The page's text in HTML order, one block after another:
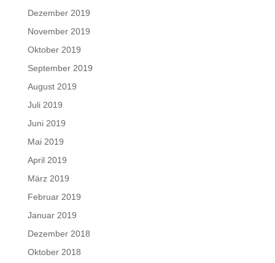
Dezember 2019
November 2019
Oktober 2019
September 2019
August 2019
Juli 2019
Juni 2019
Mai 2019
April 2019
März 2019
Februar 2019
Januar 2019
Dezember 2018
Oktober 2018